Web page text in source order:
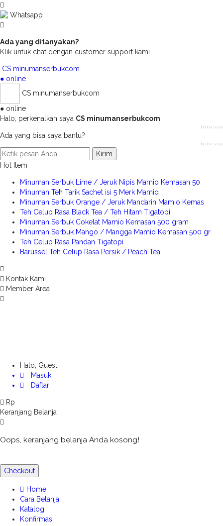
Whatsapp
Ada yang ditanyakan?
Klik untuk chat dengan customer support kami
CS minumanserbukcom
● online
CS minumanserbukcom
● online
Halo, perkenalkan saya CS minumanserbukcom
baru saja
Ada yang bisa saya bantu?
baru saja
Kirim
Hot Item
Minuman Serbuk Lime / Jeruk Nipis Mamio Kemasan 50
Minuman Teh Tarik Sachet isi 5 Merk Mamio
Minuman Serbuk Orange / Jeruk Mandarin Mamio Kemas
Teh Celup Rasa Black Tea / Teh Hitam Tigatopi
Minuman Serbuk Cokelat Mamio Kemasan 500 gram
Minuman Serbuk Mango / Mangga Mamio Kemasan 500 gr
Teh Celup Rasa Pandan Tigatopi
Barussel Teh Celup Rasa Persik / Peach Tea
Kontak Kami
Member Area
Halo, Guest!
Masuk
Daftar
Rp
Keranjang Belanja
Oops, keranjang belanja Anda kosong!
Checkout
Home
Cara Belanja
Katalog
Konfirmasi